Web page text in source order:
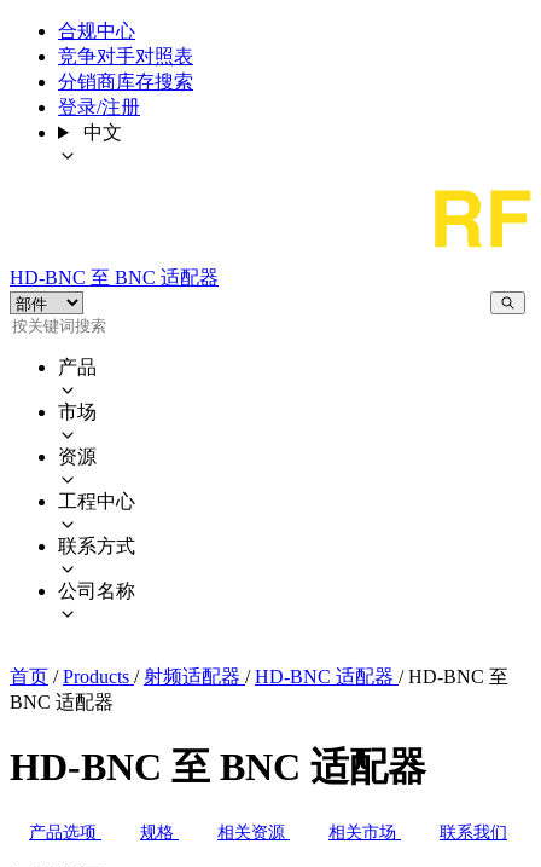
合规中心
竞争对手对照表
分销商库存搜索
登录/注册
中文
HD-BNC 至 BNC 适配器
产品
市场
资源
工程中心
联系方式
公司名称
首页 / Products / 射频适配器 / HD-BNC 适配器 / HD-BNC 至
BNC 适配器
HD-BNC 至 BNC 适配器
产品选项 规格 相关资源 相关市场 联系我们